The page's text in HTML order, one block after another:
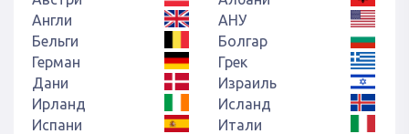
Англи
АНУ
Бельги
Болгар
Герман
Грек
Дани
Израиль
Ирланд
Исланд
Испани
Итали